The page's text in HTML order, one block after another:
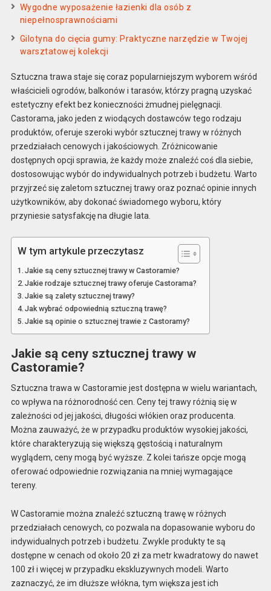
Wygodne wyposażenie łazienki dla osób z
niepełnosprawnościami
Gilotyna do cięcia gumy: Praktyczne narzędzie w Twojej
warsztatowej kolekcji
Sztuczna trawa staje się coraz popularniejszym wyborem wśród
właścicieli ogrodów, balkonów i tarasów, którzy pragną uzyskać
estetyczny efekt bez konieczności żmudnej pielęgnacji.
Castorama, jako jeden z wiodących dostawców tego rodzaju
produktów, oferuje szeroki wybór sztucznej trawy w różnych
przedziałach cenowych i jakościowych. Zróżnicowanie
dostępnych opcji sprawia, że każdy może znaleźć coś dla siebie,
dostosowując wybór do indywidualnych potrzeb i budżetu. Warto
przyjrzeć się zaletom sztucznej trawy oraz poznać opinie innych
użytkowników, aby dokonać świadomego wyboru, który
przyniesie satysfakcję na długie lata.
W tym artykule przeczytasz
Jakie są ceny sztucznej trawy w Castoramie?
Jakie rodzaje sztucznej trawy oferuje Castorama?
Jakie są zalety sztucznej trawy?
Jak wybrać odpowiednią sztuczną trawę?
Jakie są opinie o sztucznej trawie z Castoramy?
Jakie są ceny sztucznej trawy w
Castoramie?
Sztuczna trawa w Castoramie jest dostępna w wielu wariantach,
co wpływa na różnorodność cen. Ceny tej trawy różnią się w
zależności od jej jakości, długości włókien oraz producenta.
Można zauważyć, że w przypadku produktów wysokiej jakości,
które charakteryzują się większą gęstością i naturalnym
wyglądem, ceny mogą być wyższe. Z kolei tańsze opcje mogą
oferować odpowiednie rozwiązania na mniej wymagające
tereny.
W Castoramie można znaleźć sztuczną trawę w różnych
przedziałach cenowych, co pozwala na dopasowanie wyboru do
indywidualnych potrzeb i budżetu. Zwykle produkty te są
dostępne w cenach od około 20 zł za metr kwadratowy do nawet
100 zł i więcej w przypadku ekskluzywnych modeli. Warto
zaznaczyć, że im dłuższe włókna, tym większa jest ich